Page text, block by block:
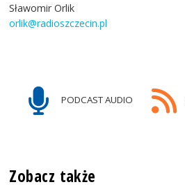
Sławomir Orlik
orlik@radioszczecin.pl
PODCAST AUDIO
Zobacz także